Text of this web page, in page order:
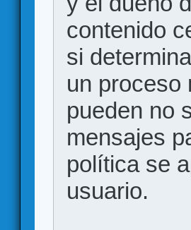
contenido
si
un proceso
pueden no
mensajes
política se
usuario.